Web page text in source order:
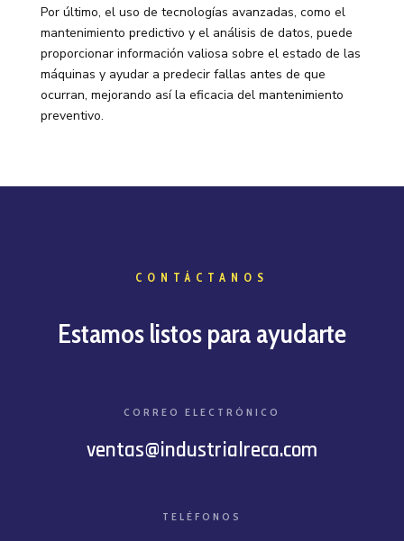
Por último, el uso de tecnologías avanzadas, como el
mantenimiento predictivo y el análisis de datos, puede
proporcionar información valiosa sobre el estado de las
máquinas y ayudar a predecir fallas antes de que
ocurran, mejorando así la eficacia del mantenimiento
preventivo.
CONTÁCTANOS
Estamos listos para ayudarte
CORREO ELECTRÓNICO
ventas@industrialreca.com
TELÉFONOS